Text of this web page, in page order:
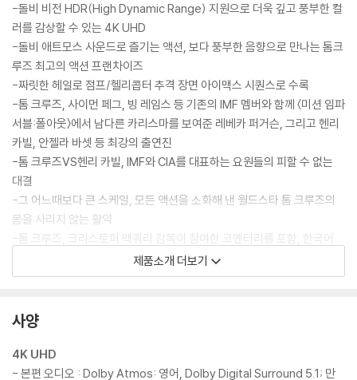
-돌비 비전 HDR(High Dynamic Range) 지원으로 더욱 깊고 풍부한 컬
러를 감상할 수 있는 4K UHD
-돌비 애트모스 사운드로 즐기는 액션, 보다 풍부한 음향으로 만나는 톰크
루즈 최고의 액션 프랜차이즈
-짜릿한 헤일로 점프/헬리콥터 추격 장면 아이맥스 시퀀스로 수록
-톰 크루즈, 사이먼 페그, 빙 레임스 등 기존의 IMF 멤버와 함께 〈미션 임파
서블:폴아웃〉에서 남다른 카리스마를 보여준 레베카 퍼거슨, 그리고 헨리
카빌, 안젤라 바셋 등 최강의 출연진
-톰 크루즈VS헨리 카빌, IMF와 CIA를 대표하는 요원들의 피할 수 없는
대결
-그 어느때보다 큰 스케일, 모든 액션을 소화해 낸 월드스타 톰 크루즈의
몸을 사리지 않는 활약
-톰 크루즈, 크리스토퍼 맥쿼리 감독이 참여한 코멘터리를 포함, 한국어
자막을 지원하는 3종의 코멘터리 지원
※ 4K블루레이, 3D 블루레이 재생 관련 안내
1) 4K UHD 디스크는 대용량의 데이터 전송이 필요하므로 4K전용 플레
이어를 사용하셔야 합니다. 더불어 플레이어 소프트웨어 최신 버전의 업데
제품소개 더보기
사양
4K UHD
- 본편 오디오 : Dolby Atmos: 영어, Dolby Digital Surround 5.1; 만